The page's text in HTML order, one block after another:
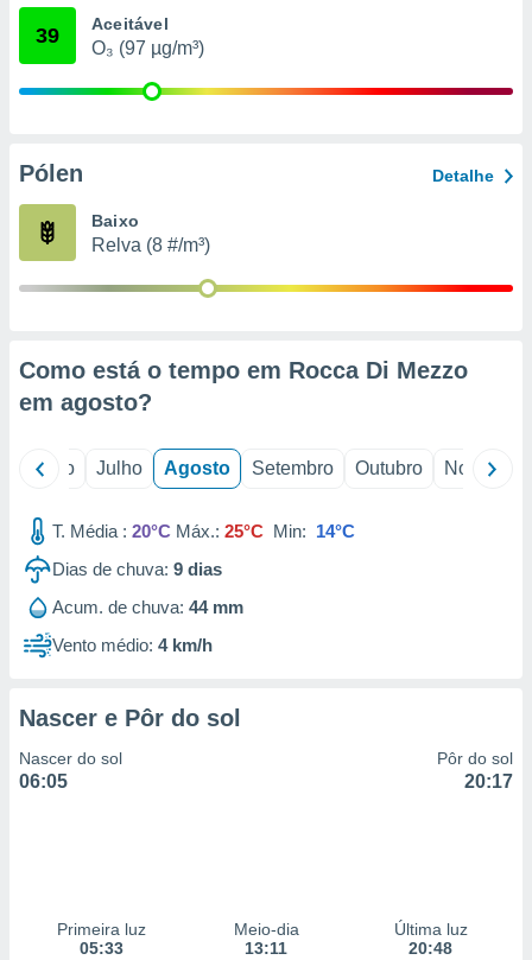
estudos
e
1199
39 Aceitável
O₃ (97 µg/m³)
Pólen Detalhe
Baixo
Relva (8 #/m³)
Como está o tempo em Rocca Di Mezzo
em agosto?
Junho Julho Agosto Setembro Outubro Novembro
T. Média : 20°C Máx.: 25°C Min: 14°C
Dias de chuva: 9 dias
Acum. de chuva: 44 mm
Vento médio: 4 km/h
Nascer e Pôr do sol
Nascer do sol
06:05
Pôr do sol
20:17
Primeira luz
05:33
Meio-dia
13:11
Última luz
20:48